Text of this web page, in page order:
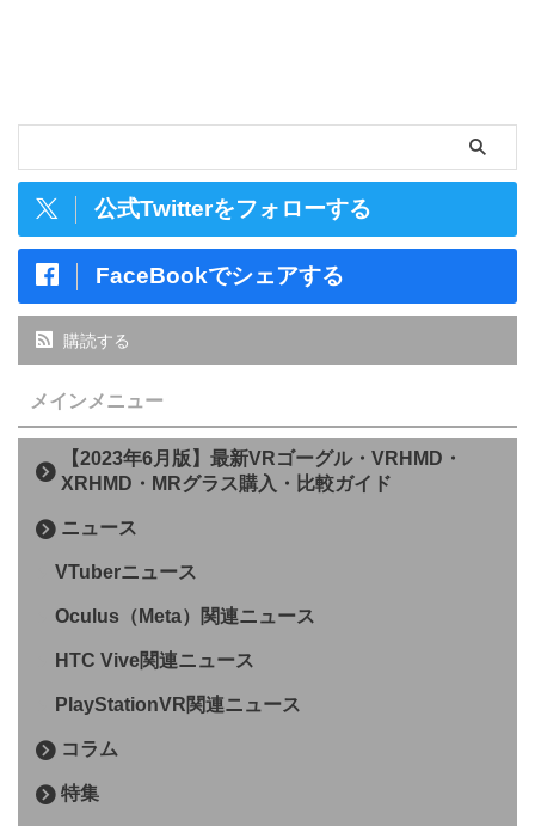
公式Twitterをフォローする
FaceBookでシェアする
購読する
メインメニュー
【2023年6月版】最新VRゴーグル・VRHMD・
XRHMD・MRグラス購入・比較ガイド
ニュース
VTuberニュース
Oculus（Meta）関連ニュース
HTC Vive関連ニュース
PlayStationVR関連ニュース
コラム
特集